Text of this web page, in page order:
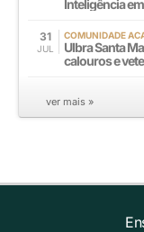
Inteligência
31
JUL
COMUNIDADE
Ulbra Santa
calouros e
ver mais »